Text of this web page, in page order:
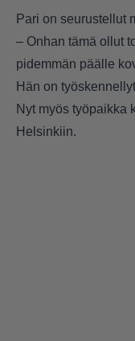
Pari on seurustellut
– Onhan tämä ollut
pidemmän päälle
Hän on
Nyt myös työpaikka
Helsinkiin.